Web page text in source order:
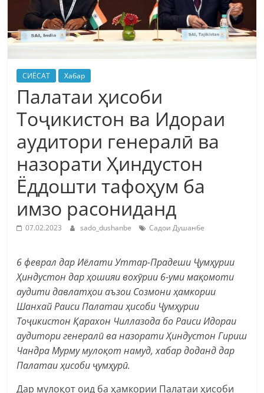
СИЁСАТ Хабар
Палатаи ҳисоби
Тоҷикистон ва Идораи
аудитори генералӣ ва
назорати Ҳиндустон
Ёддошти тафоҳум ба
имзо расониданд
07.02.2023 sado_dushanbe Садои Душанбе
6 феврал дар Иёлати Уттар-Прадеши Ҷумҳурии
Ҳиндустон дар ҳошияи вохӯрии 6-уми мақомоти
аудити давлатҳои аъзои Созмони ҳамкории
Шанхай Раиси Палатаи ҳисоби Ҷумҳурии
Тоҷикистон Қарахон Чиллазода бо Раиси Идораи
аудитори генералӣ ва назорати Ҳиндустон Гириш
Чандра Мурму мулоқот намуд, хабар доданд дар
Палатаи ҳисоби ҷумҳурӣ.
Дар мулоқот оид ба ҳамкории Палатаи ҳисоби